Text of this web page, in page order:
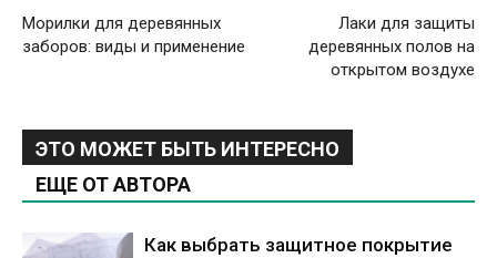
Морилки для деревянных
заборов: виды и применение
Лаки для защиты
деревянных полов на
открытом воздухе
ЭТО МОЖЕТ БЫТЬ ИНТЕРЕСНО
ЕЩЕ ОТ АВТОРА
Как выбрать защитное покрытие